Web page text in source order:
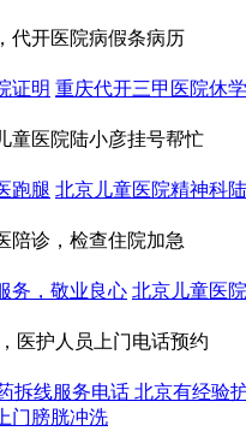
代开医院病假条病历
证明 重庆代开三甲医院休
童医院陆小彦挂号帮忙
跑腿 北京儿童医院精神科
陪诊，检查住院加急
务，敬业良心 北京儿童医
医护人员上门电话预约
拆线服务电话 北京有经验
门膀胱冲洗